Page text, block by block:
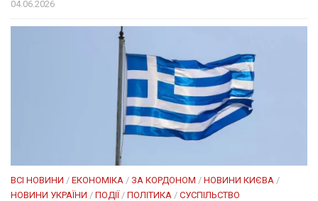
04.06.2026
ВСІ НОВИНИ / ЕКОНОМІКА / ЗА КОРДОНОМ / НОВИНИ КИЄВА /
НОВИНИ УКРАЇНИ / ПОДІЇ / ПОЛІТИКА / СУСПІЛЬСТВО